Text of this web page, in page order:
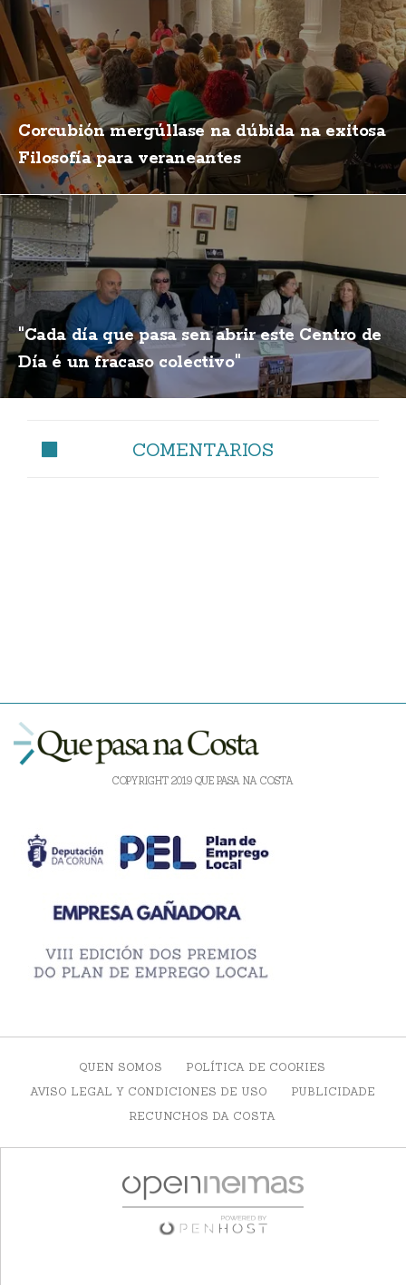
Corcubión mergúllase na dúbida na exitosa
Filosofía para veraneantes
"Cada día que pasa sen abrir este Centro de
Día é un fracaso colectivo"
COMENTARIOS
COPYRIGHT 2019 QUE PASA NA COSTA
QUEN SOMOS
POLÍTICA DE COOKIES
AVISO LEGAL Y CONDICIONES DE USO
PUBLICIDADE
RECUNCHOS DA COSTA